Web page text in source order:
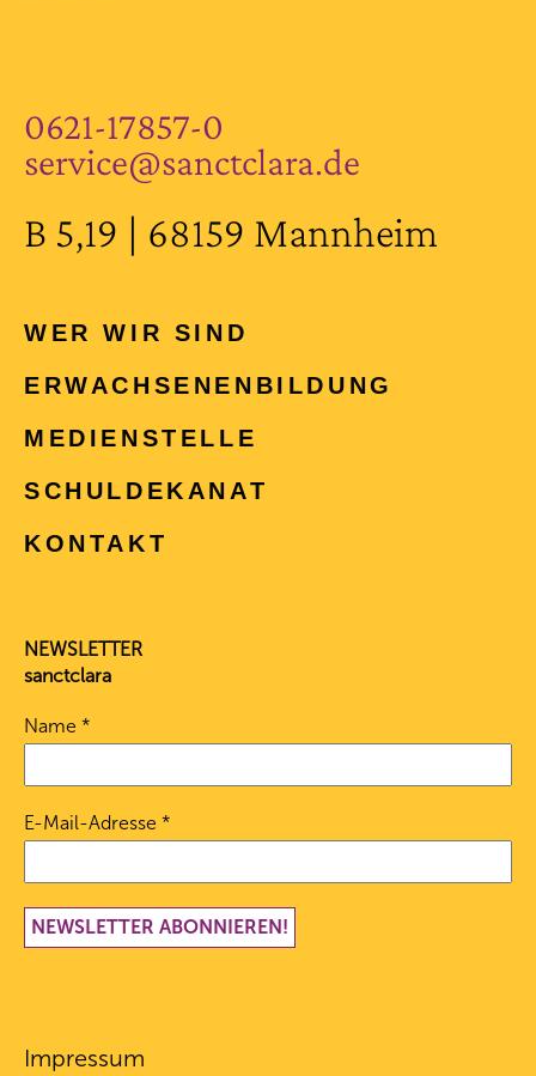
0621-17857-0
service@sanctclara.de
B 5,19 | 68159 Mannheim
WER WIR SIND
ERWACHSENEN­BILDUNG
MEDIENSTELLE
SCHULDEKANAT
KONTAKT
NEWSLETTER
sanctclara
Name *
E-Mail-Adresse *
Impressum